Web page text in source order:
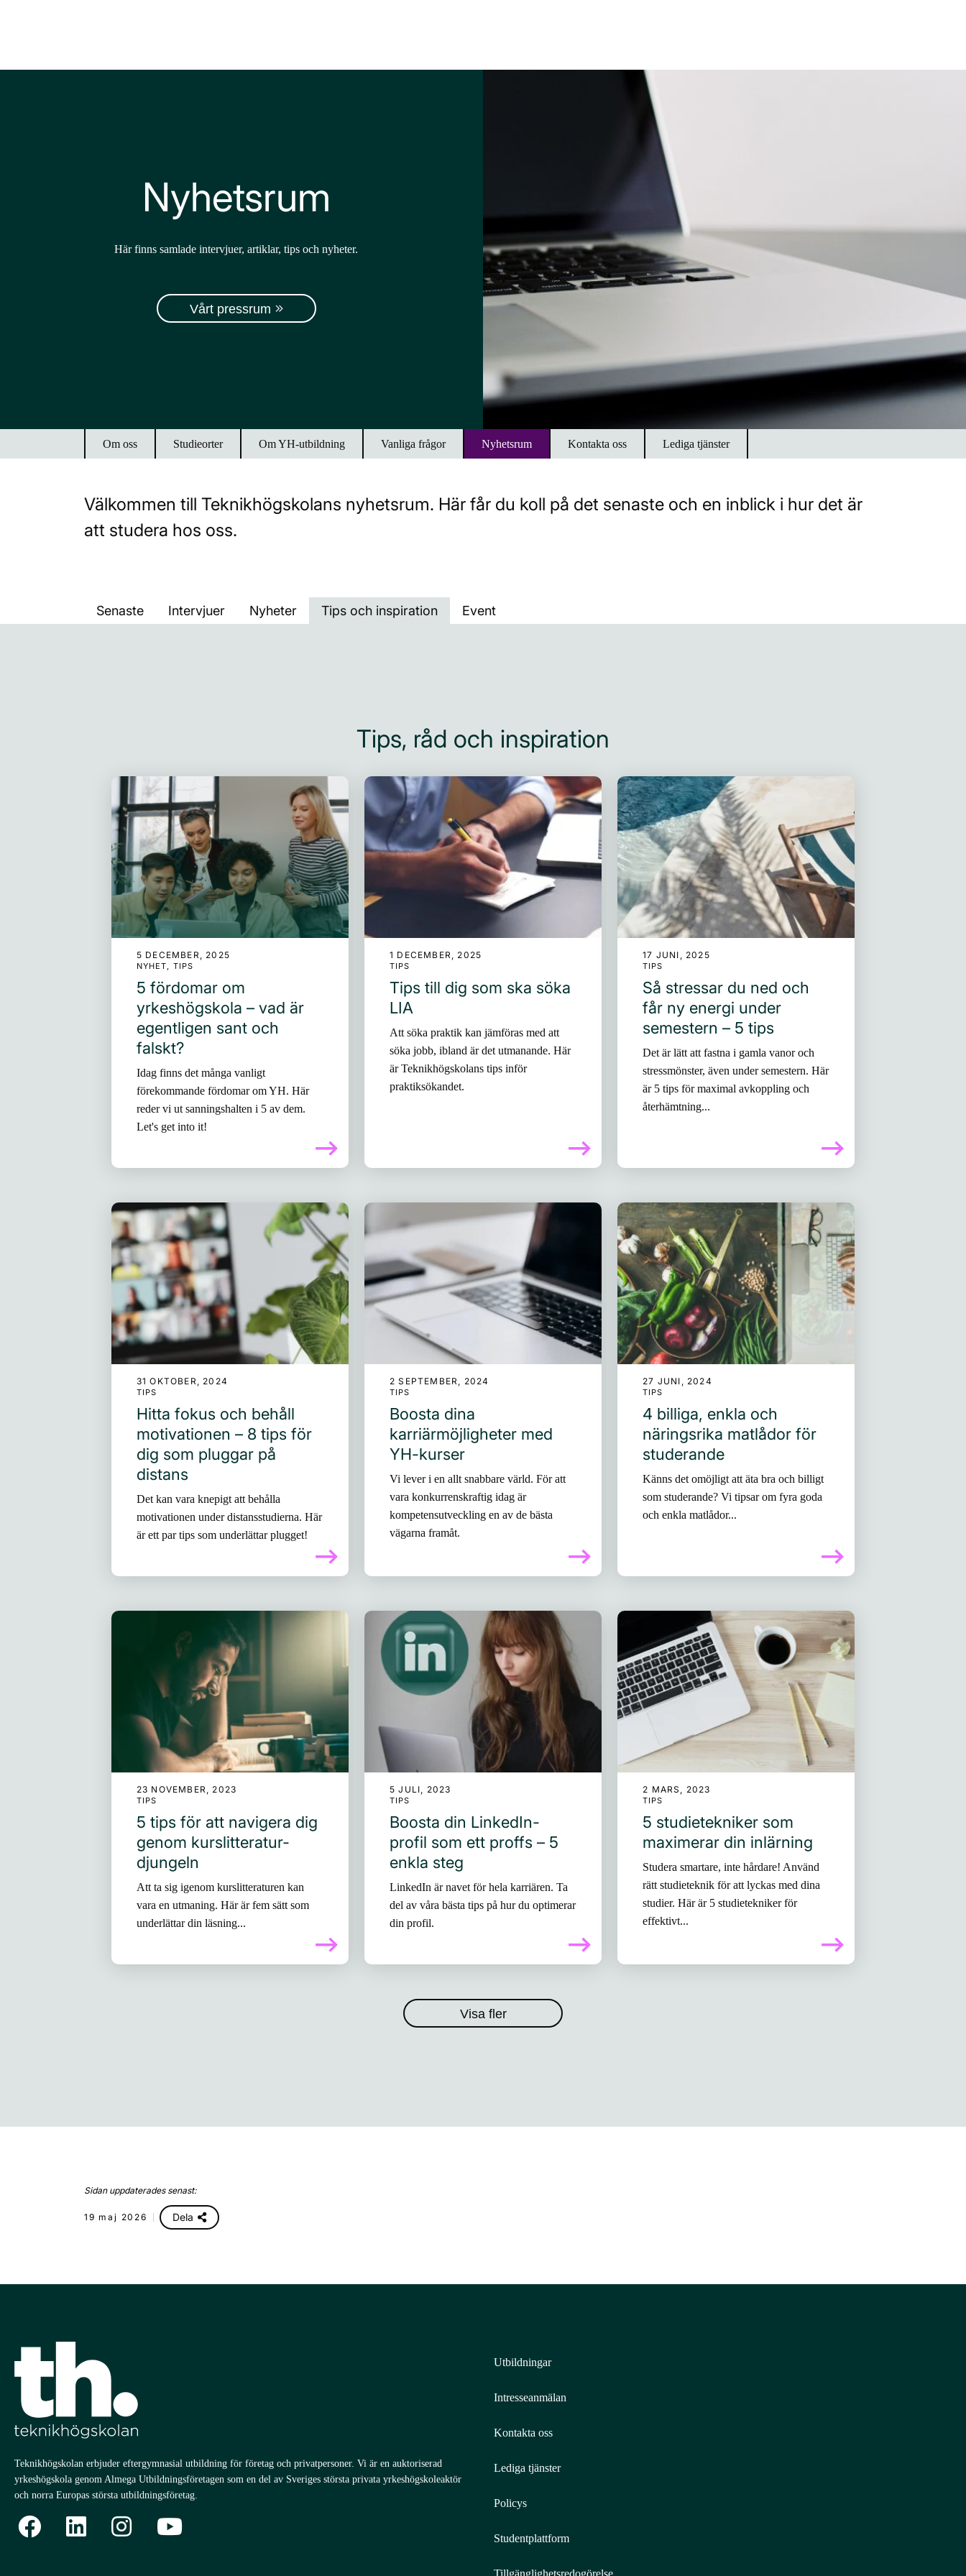
Nyhetsrum
Här finns samlade intervjuer, artiklar, tips och nyheter.
Vårt pressrum
Om oss Studieorter Om YH-utbildning Vanliga frågor Nyhetsrum Kontakta oss Lediga tjänster
Välkommen till Teknikhögskolans nyhetsrum. Här får du koll på det senaste och en inblick i hur det är
att studera hos oss.
Senaste Intervjuer Nyheter Tips och inspiration Event
Tips, råd och inspiration
5 DECEMBER, 2025
NYHET, TIPS
5 fördomar om
yrkeshögskola – vad är
egentligen sant och
falskt?
Idag finns det många vanligt
förekommande fördomar om YH. Här
reder vi ut sanningshalten i 5 av dem.
Let's get into it!
1 DECEMBER, 2025
TIPS
Tips till dig som ska söka
LIA
Att söka praktik kan jämföras med att
söka jobb, ibland är det utmanande. Här
är Teknikhögskolans tips inför
praktiksökandet.
17 JUNI, 2025
TIPS
Så stressar du ned och
får ny energi under
semestern – 5 tips
Det är lätt att fastna i gamla vanor och
stressmönster, även under semestern. Här
är 5 tips för maximal avkoppling och
återhämtning...
31 OKTOBER, 2024
TIPS
Hitta fokus och behåll
motivationen – 8 tips för
dig som pluggar på
distans
Det kan vara knepigt att behålla
motivationen under distansstudierna. Här
är ett par tips som underlättar plugget!
2 SEPTEMBER, 2024
TIPS
Boosta dina
karriärmöjligheter med
YH-kurser
Vi lever i en allt snabbare värld. För att
vara konkurrenskraftig idag är
kompetensutveckling en av de bästa
vägarna framåt.
27 JUNI, 2024
TIPS
4 billiga, enkla och
näringsrika matlådor för
studerande
Känns det omöjligt att äta bra och billigt
som studerande? Vi tipsar om fyra goda
och enkla matlådor...
23 NOVEMBER, 2023
TIPS
5 tips för att navigera dig
genom kurslitteratur-
djungeln
Att ta sig igenom kurslitteraturen kan
vara en utmaning. Här är fem sätt som
underlättar din läsning...
5 JULI, 2023
TIPS
Boosta din LinkedIn-
profil som ett proffs – 5
enkla steg
LinkedIn är navet för hela karriären. Ta
del av våra bästa tips på hur du optimerar
din profil.
2 MARS, 2023
TIPS
5 studietekniker som
maximerar din inlärning
Studera smartare, inte hårdare! Använd
rätt studieteknik för att lyckas med dina
studier. Här är 5 studietekniker för
effektivt...
Visa fler
Sidan uppdaterades senast:
19 maj 2026 Dela
Teknikhögskolan erbjuder eftergymnasial utbildning för företag och privatpersoner. Vi är en auktoriserad
yrkeshögskola genom Almega Utbildningsföretagen som en del av Sveriges största privata yrkeshögskoleaktör
och norra Europas största utbildningsföretag.
Utbildningar
Intresseanmälan
Kontakta oss
Lediga tjänster
Policys
Studentplattform
Tillgänglighetsredogörelse